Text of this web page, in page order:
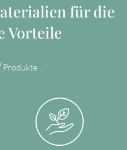
für die
Vorteile
Produkte ...